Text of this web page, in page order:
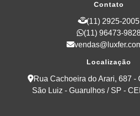
Contato
(11) 2925-2005
(11) 96473-
Localização
Rua Cachoeira do Arari, 687 -
São Luiz - Guarulhos / SP -